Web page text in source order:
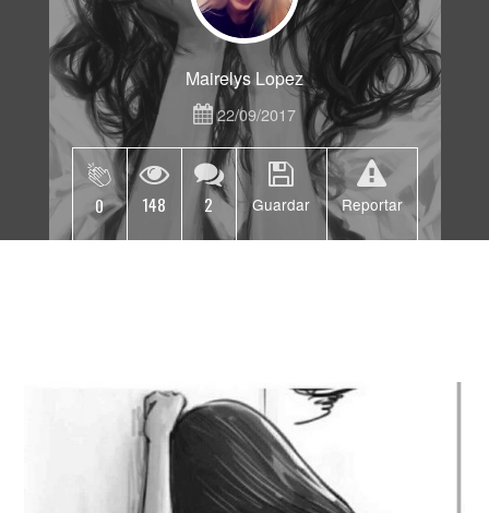
Mairelys Lopez
22/09/2017
0 148 2 Guardar Reportar